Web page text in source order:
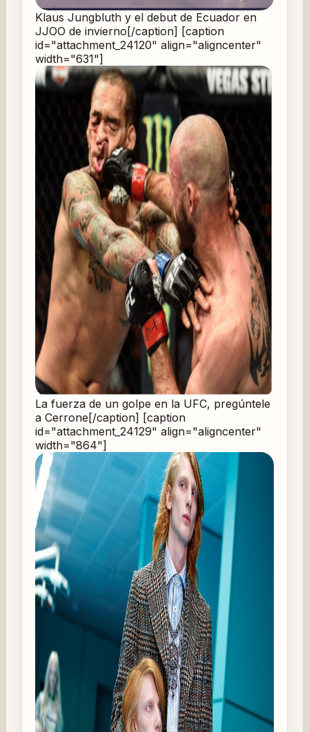
Klaus Jungbluth y el debut de Ecuador en
JJOO de invierno[/caption] [caption
id="attachment_24120" align="aligncenter"
width="631"]
La fuerza de un golpe en la UFC, pregúntele
a Cerrone[/caption] [caption
id="attachment_24129" align="aligncenter"
width="864"]